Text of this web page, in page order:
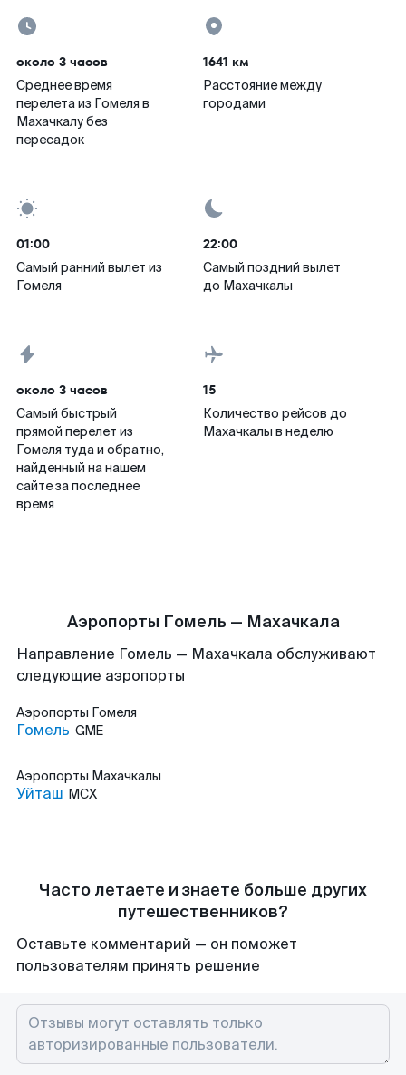
около 3 часов
Среднее время
перелета из Гомеля в
Махачкалу без
пересадок
1641 км
Расстояние между
городами
01:00
Самый ранний вылет из
Гомеля
22:00
Самый поздний вылет
до Махачкалы
около 3 часов
Самый быстрый
прямой перелет из
Гомеля туда и обратно,
найденный на нашем
сайте за последнее
время
15
Количество рейсов до
Махачкалы в неделю
Аэропорты Гомель — Махачкала
Направление Гомель — Махачкала обслуживают
следующие аэропорты
Аэропорты Гомеля
Гомель GME
Аэропорты Махачкалы
Уйташ MCX
Часто летаете и знаете больше других
путешественников?
Оставьте комментарий — он поможет
пользователям принять решение